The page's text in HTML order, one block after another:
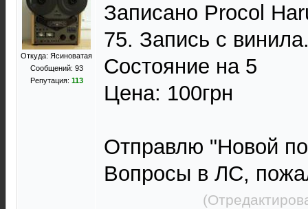
Откуда: Ясиноватая
Сообщений: 93
Репутация: 113
Записано Procol
75. Запись с
Состояние на 5
Цена: 100грн
Отправлю "Новой
Вопросы в ЛС,